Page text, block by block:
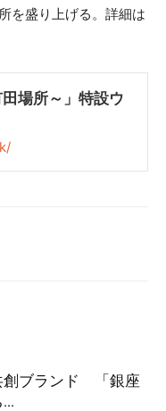
を盛り上げる。詳細は
場所～」特設ウ
創ブランド 「銀座